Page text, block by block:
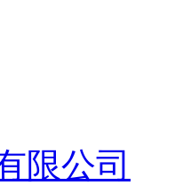
限公司